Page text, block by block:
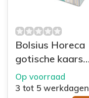
Bolsius Horeca
gotische kaars
240/23 doos 100
Zwart
Op voorraad
3 tot 5 werkdagen